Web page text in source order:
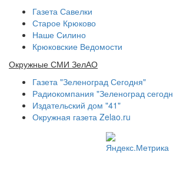
Газета Савелки
Старое Крюково
Наше Силино
Крюковские Ведомости
Окружные СМИ ЗелАО
Газета "Зеленоград Сегодня"
Радиокомпания "Зеленоград
Издательский дом "41"
Окружная газета Zelao.ru